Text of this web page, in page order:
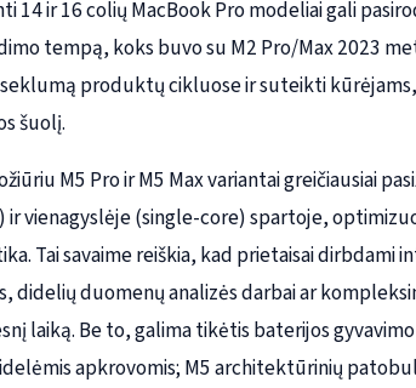
14 ir 16 colių MacBook Pro modeliai gali
tempą, koks buvo su M2 Pro/Max 2023
produktų cikluose ir suteikti
šuolį.
M5 Pro ir M5 Max variantai greičiausiai
vienagyslėje (single-core) spartoje,
Tai savaime reiškia, kad prietaisai dirbdami
didelių duomenų analizės darbai ar
laiką. Be to, galima tikėtis baterijos
apkrovomis; M5 architektūrinių